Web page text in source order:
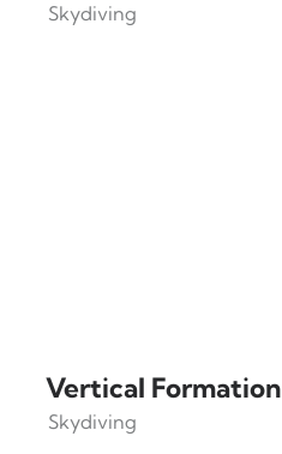
Skydiving
Vertical Formation
Skydiving